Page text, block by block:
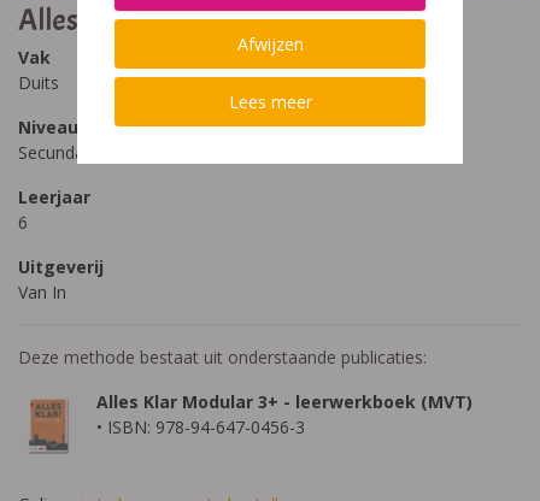
Alles Klar Modular 3+
Vak
Duits
Niveau
Secundair Onderwijs
Leerjaar
6
Uitgeverij
Van In
Deze methode bestaat uit onderstaande publicaties:
Alles Klar Modular 3+ - leerwerkboek (MVT)
• ISBN: 978-94-647-0456-3
Afwijzen
Lees meer